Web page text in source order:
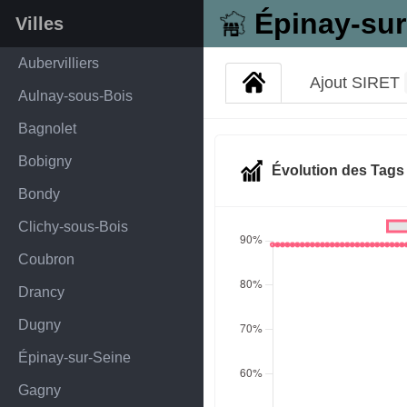
Épinay-
Villes
Aubervilliers
Aulnay-sous-Bois
Bagnolet
Bobigny
Bondy
Clichy-sous-Bois
Coubron
Drancy
Dugny
Épinay-sur-Seine
Gagny
Ajout SIRET
Évolution des